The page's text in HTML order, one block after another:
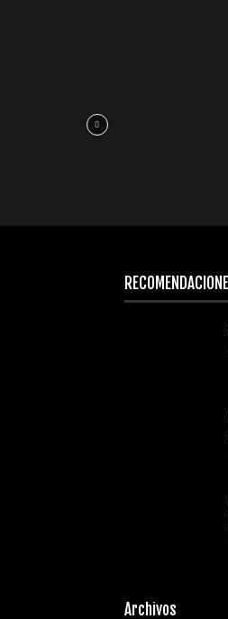
Archivos